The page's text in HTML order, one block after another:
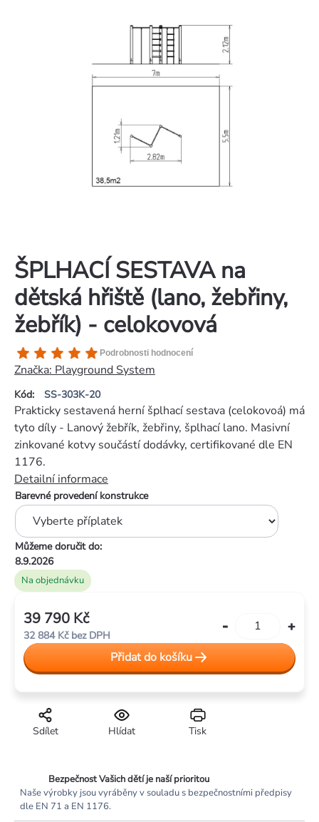
ŠPLHACÍ SESTAVA na
dětská hřiště (lano, žebřiny,
žebřík) - celokovová
Kód: SS-303K-20
Průměrné
hodnocení
produktu
je
5,0
5
hvězdiček.
Podrobnosti hodnocení
Značka: Playground System
Na objednávku
Barevné provedení konstrukce
Můžeme doručit do:
8.9.2026
Prakticky sestavená herní šplhací sestava (celokovoá) má
tyto díly - Lanový žebřík, žebřiny, šplhací lano. Masivní
zinkované kotvy součástí dodávky, certifikované dle EN
1176.
Detailní informace
Tisk
Hlídat
Sdílet
39 790 Kč
32 884 Kčbez DPH
cena:
Přidat do košíku
Bezpečnost Vašich dětí je naší prioritou
Naše výrobky jsou vyráběny v souladu s bezpečnostními předpisy
dle EN 71 a EN 1176.